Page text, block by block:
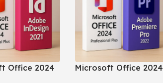
Office 2024
Microsoft Office 2024